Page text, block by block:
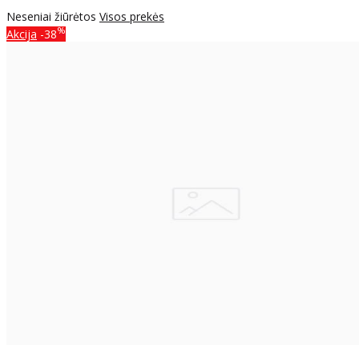
Neseniai žiūrėtos Visos prekės
Akcija -38%